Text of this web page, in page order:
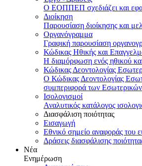
Ο ΕΟΠΠΕΠ σχεδιάζει και
Διοίκηση
Παρουσίαση διοίκησης και
Οργανόγραμμα
Γραφική παρουσίαση
Κώδικας Ηθικής και
Η διαμόρφωση ενός ηθικού
Κώδικας Δεοντολογίας
Ο Κώδικας Δεοντολογίας
συμπεριφορά των Εσωτερικών
Ισολογισμοί
Αναλυτικός κατάλογος
Διασφάλιση ποιότητας
Εισαγωγή
Εθνικό σημείο αναφοράς του
Δράσεις διασφάλισης
Νέα
Ενημέρωση